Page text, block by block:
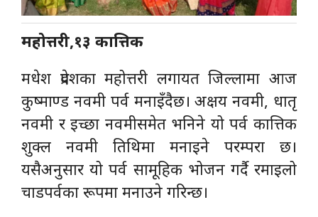
महोत्तरी,१३ कात्तिक
मधेश प्रदेशका महोत्तरी लगायत जिल्लामा आज
कुष्माण्ड नवमी पर्व मनाइँदैछ। अक्षय नवमी, धातृ
नवमी र इच्छा नवमीसमेत भनिने यो पर्व कात्तिक
शुक्ल नवमी तिथिमा मनाइने परम्परा छ।
यसैअनुसार यो पर्व सामूहिक भोजन गर्दै रमाइलो
चाडपर्वका रूपमा मनाउने गरिन्छ।